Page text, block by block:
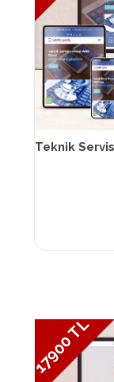
17900 TL